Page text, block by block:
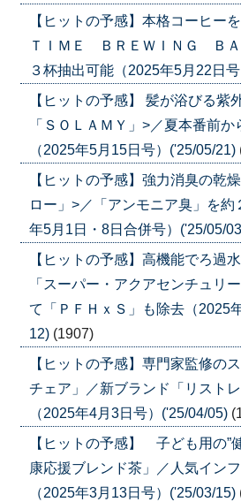
【ヒットの予感】本格コーヒー
ＴＩＭＥ ＢＲＥＷＩＮＧ ＢＡ
３杯抽出可能（2025年5月22日
【ヒットの予感】 髪が浴びる紫
「ＳＯＬＡＭＹ」>／夏本番前
（2025年5月15日号）('25/05/21)
【ヒットの予感】強力消臭の乾
ロー」>／「アンモニア臭」を
年5月1日・8日合併号）('25/05/
【ヒットの予感】高機能でろ過
「スーパー・アクアセンチュリ
て「ＰＦＨｘＳ」も除去（2025
12) (1907)
【ヒットの予感】専門家監修の
チェア」／新ブランド「リスト
（2025年4月3日号）('25/04/05)
【ヒットの予感】 子ども用の”
康応援ブレンド茶」／人気イン
（2025年3月13日号）('25/03/15)